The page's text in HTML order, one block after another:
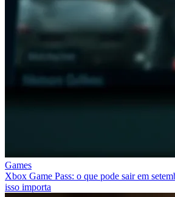
Games
Xbox Game Pass: o que pode sair em
isso importa